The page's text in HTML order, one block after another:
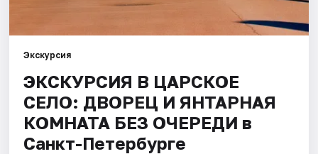
Экскурсия
ЭКСКУРСИЯ В ЦАРСКОЕ
СЕЛО: ДВОРЕЦ И ЯНТАРНАЯ
КОМНАТА БЕЗ ОЧЕРЕДИ в
Санкт-Петербурге